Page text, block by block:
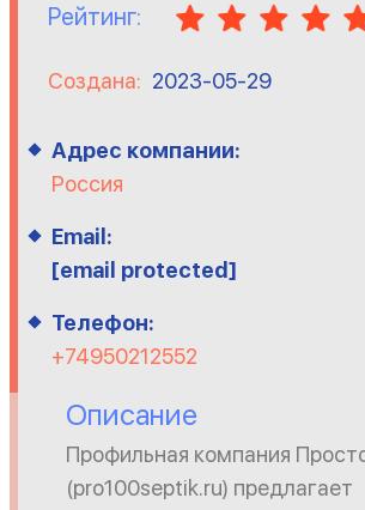
Рейтинг:
Создана: 2023-05-29
Адрес компании:
Россия
Email:
[email protected]
Телефон:
+74950212552
Описание
Профильная компания
(pro100septik.ru) предлагает